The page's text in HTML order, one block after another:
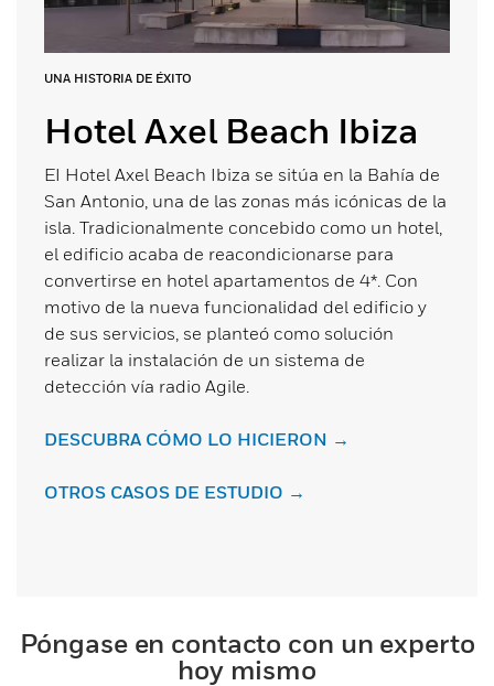
UNA HISTORIA DE ÉXITO
Hotel Axel Beach Ibiza
EI Hotel Axel Beach Ibiza se sitúa en la Bahía de
San Antonio, una de las zonas más icónicas de la
isla. Tradicionalmente concebido como un hotel,
el edificio acaba de reacondicionarse para
convertirse en hotel apartamentos de 4*. Con
motivo de la nueva funcionalidad del edificio y
de sus servicios, se planteó como solución
realizar la instalación de un sistema de
detección vía radio Agile.
DESCUBRA CÓMO LO HICIERON →
OTROS CASOS DE ESTUDIO →
Póngase en contacto con un experto
hoy mismo